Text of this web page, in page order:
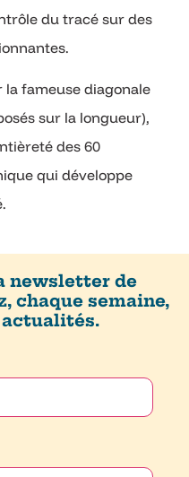
du tracé sur des
la fameuse diagonale
sur la longueur),
des 60
qui développe
newsletter de
chaque semaine,